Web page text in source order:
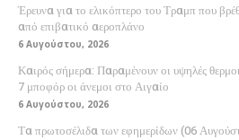
Έρευνα για το ελικόπτερο του Τραμπ που
από επιβατικό αεροπλάνο
6 Αυγούστου, 2026
Καιρός σήμερα: Παραμένουν οι υψηλές
7 μποφόρ οι άνεμοι στο Αιγαίο
6 Αυγούστου, 2026
Τα πρωτοσέλιδα των εφημερίδων (06